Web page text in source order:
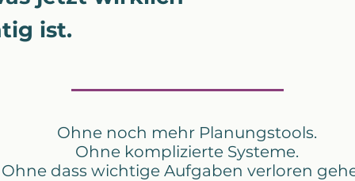
ist.
Ohne noch mehr Planungstools.
Ohne komplizierte Systeme.
Ohne dass wichtige Aufgaben verloren